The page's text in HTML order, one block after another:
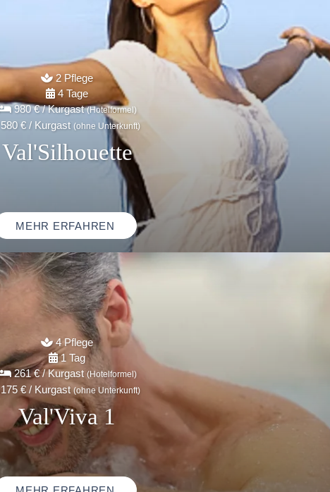
Val'Silhouette
2 Pflege
4 Tage
980 €/ Kurgast(Hotelformel)
580 € / Kurgast (ohne Unterkunft)
MEHR ERFAHREN
Val'Viva 1
4 Pflege
1 Tag
261 €/ Kurgast (Hotelformel)
175 € / Kurgast(ohne Unterkunft)